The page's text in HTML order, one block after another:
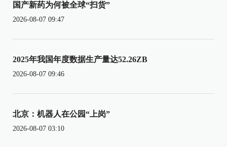
国产新药为何被全球“扫货”
2026-08-07 09:47
2025年我国年度数据生产量达52.26ZB
2026-08-07 09:46
北京：机器人在公园“上岗”
2026-08-07 03:10